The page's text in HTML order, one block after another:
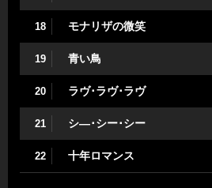
18 モナリザの微笑
19 青い鳥
20 ラヴ･ラヴ･ラヴ
21 シ―･シー･シー
22 十年ロマンス